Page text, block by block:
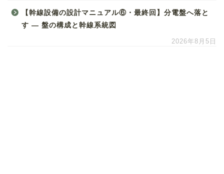
【幹線設備の設計マニュアル⑥・最終回】分電盤へ落と
す ― 盤の構成と幹線系統図
2026年8月5日